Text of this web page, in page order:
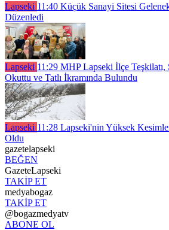
Lapseki 11:40 Küçük Sanayi Sitesi
Düzenledi
Lapseki 11:29 MHP Lapseki İlçe
Okuttu ve Tatlı İkramında Bulundu
Lapseki 11:28 Lapseki'nin Yüksek
Oldu
gazetelapseki
BEĞEN
GazeteLapseki
TAKİP ET
medyabogaz
TAKİP ET
@bogazmedyatv
ABONE OL